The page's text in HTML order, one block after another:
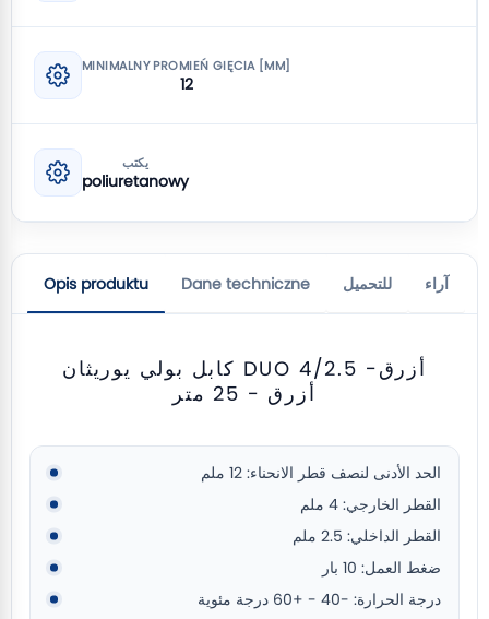
MINIMALNY PROMIEŃ GIĘCIA [MM]
12
يكتب
poliuretanowy
Opis produktu Dane techniczne للتحميل آراء
كابل بولي يوريثان DUO 4/2.5 أزرق-
أزرق - 25 متر
الحد الأدنى لنصف قطر الانحناء: 12 ملم
القطر الخارجي: 4 ملم
القطر الداخلي: 2.5 ملم
ضغط العمل: 10 بار
درجة الحرارة: -40 - +60 درجة مئوية